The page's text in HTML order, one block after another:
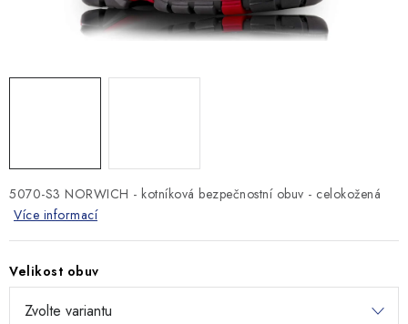
Obchodní podmínky
GDPR
5070-S3 NORWICH - kotníková bezpečnostní obuv - celokožená
Více informací
Velikost obuv